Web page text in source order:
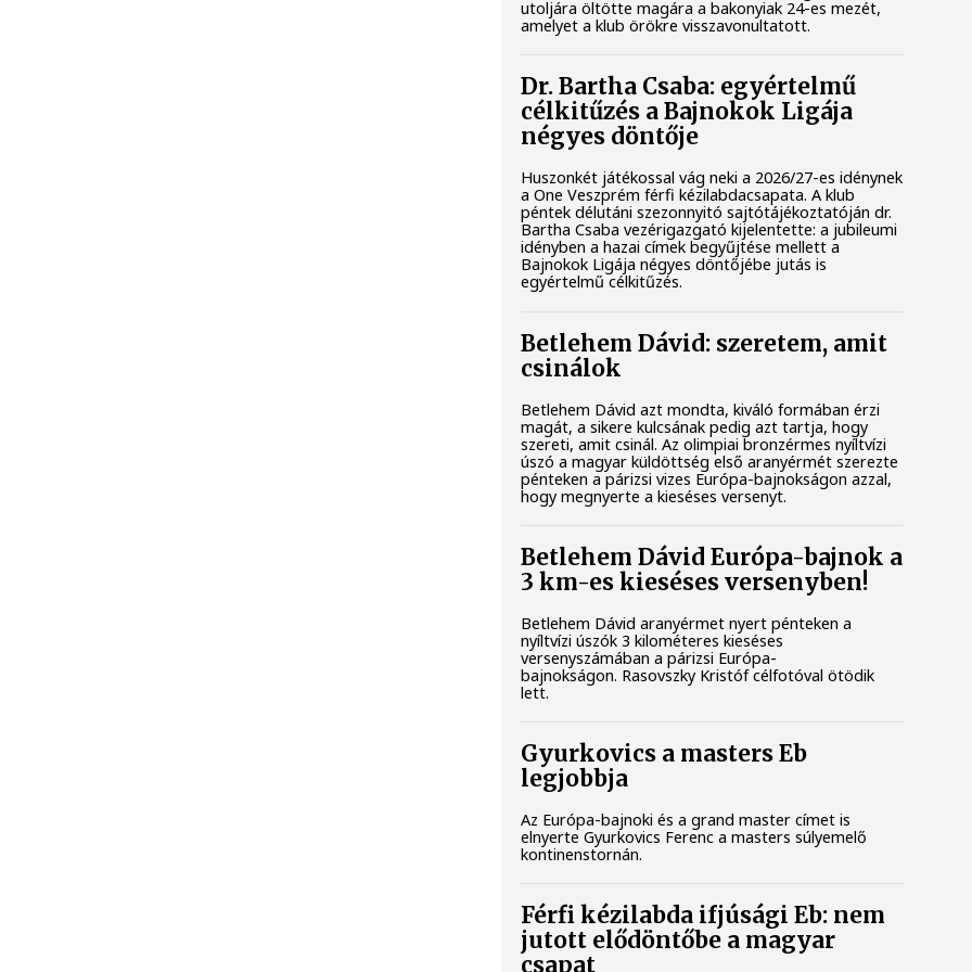
utoljára öltötte magára a bakonyiak 24-es mezét,
amelyet a klub örökre visszavonultatott.
Dr. Bartha Csaba: egyértelmű
célkitűzés a Bajnokok Ligája
négyes döntője
Huszonkét játékossal vág neki a 2026/27-es idénynek
a One Veszprém férfi kézilabdacsapata. A klub
péntek délutáni szezonnyitó sajtótájékoztatóján dr.
Bartha Csaba vezérigazgató kijelentette: a jubileumi
idényben a hazai címek begyűjtése mellett a
Bajnokok Ligája négyes döntőjébe jutás is
egyértelmű célkitűzés.
Betlehem Dávid: szeretem, amit
csinálok
Betlehem Dávid azt mondta, kiváló formában érzi
magát, a sikere kulcsának pedig azt tartja, hogy
szereti, amit csinál. Az olimpiai bronzérmes nyíltvízi
úszó a magyar küldöttség első aranyérmét szerezte
pénteken a párizsi vizes Európa-bajnokságon azzal,
hogy megnyerte a kieséses versenyt.
Betlehem Dávid Európa-bajnok a
3 km-es kieséses versenyben!
Betlehem Dávid aranyérmet nyert pénteken a
nyíltvízi úszók 3 kilométeres kieséses
versenyszámában a párizsi Európa-
bajnokságon. Rasovszky Kristóf célfotóval ötödik
lett.
Gyurkovics a masters Eb
legjobbja
Az Európa-bajnoki és a grand master címet is
elnyerte Gyurkovics Ferenc a masters súlyemelő
kontinenstornán.
Férfi kézilabda ifjúsági Eb: nem
jutott elődöntőbe a magyar
csapat